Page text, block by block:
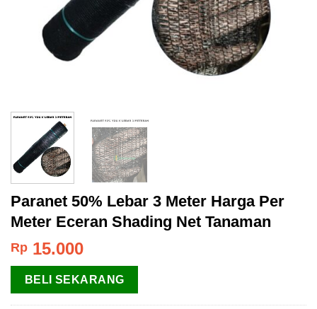
Paranet 50% Lebar 3 Meter Harga Per
Meter Eceran Shading Net Tanaman
Rp 15.000
BELI SEKARANG